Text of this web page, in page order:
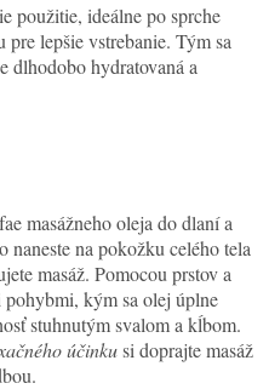
použitie, ideálne po sprche
lepšie vstrebanie. Tým sa
dlhodobo hydratovaná a
masážneho oleja do dlaní a
naneste na pokožku celého tela
masáž. Pomocou prstov a
kým sa olej úplne
stuhnutým svalom a kĺbom.
účinkusi doprajte masáž